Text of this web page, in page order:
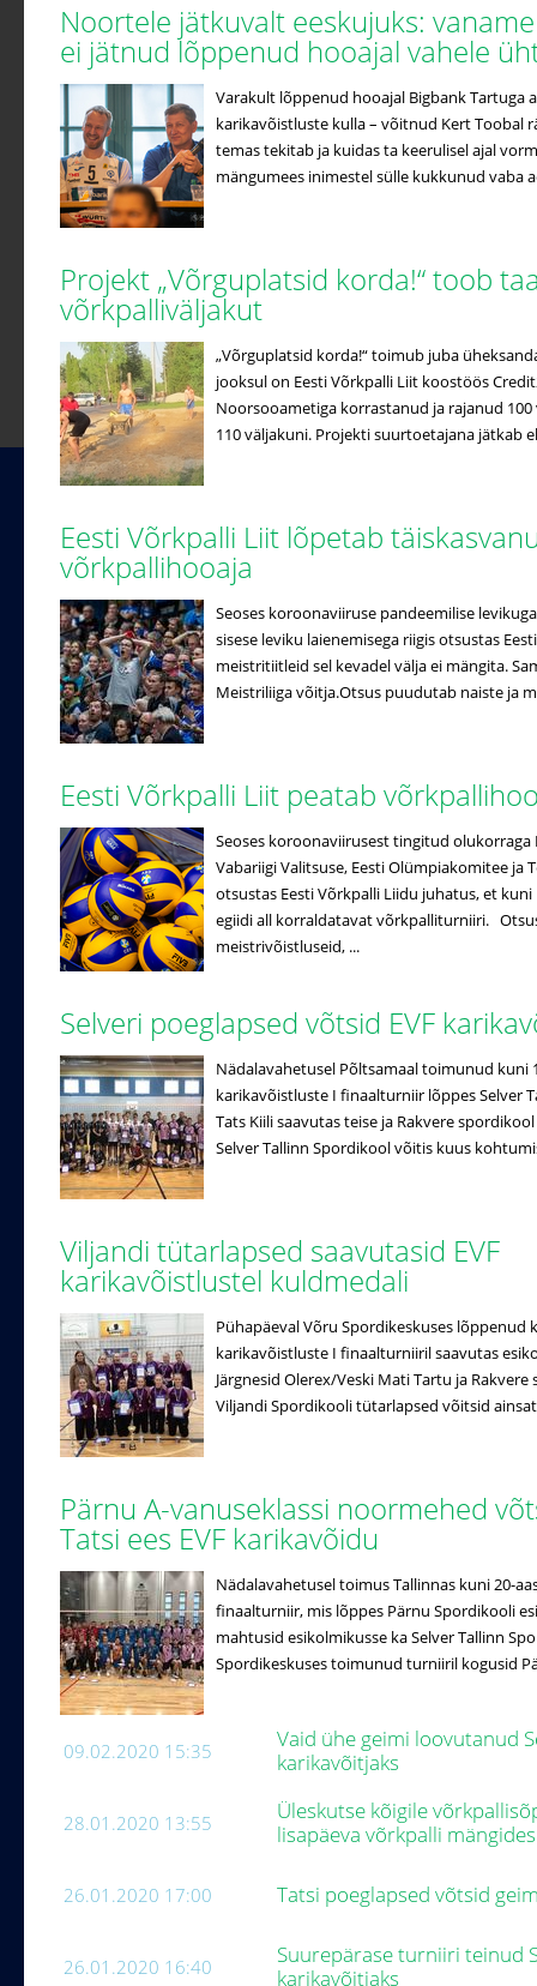
Noortele jätkuvalt eeskujuks:
ei jätnud lõppenud hooajal vahele
Varakult lõppenud hooajal Bigbank Tartuga
karikavõistluste kulla – võitnud Kert Toobal
temas tekitab ja kuidas ta keerulisel ajal
mängumees inimestel sülle kukkunud vaba
Projekt „Võrguplatsid korda!“ toob
võrkpalliväljakut
„Võrguplatsid korda!“ toimub juba
jooksul on Eesti Võrkpalli Liit koostöös
Noorsooametiga korrastanud ja rajanud
110 väljakuni. Projekti suurtoetajana jätkab
Eesti Võrkpalli Liit lõpetab
võrkpallihooaja
Seoses koroonaviiruse pandeemilise
sisese leviku laienemisega riigis otsustas
meistritiitleid sel kevadel välja ei mängita.
Meistriliiga võitja.Otsus puudutab naiste ja
Eesti Võrkpalli Liit peatab
Seoses koroonaviirusest tingitud olukorraga
Vabariigi Valitsuse, Eesti Olümpiakomitee ja
otsustas Eesti Võrkpalli Liidu juhatus, et
egiidi all korraldatavat võrkpalliturniiri.
meistrivõistluseid, ...
Selveri poeglapsed võtsid EVF
Nädalavahetusel Põltsamaal toimunud kuni
karikavõistluste I finaalturniir lõppes Selver
Tats Kiili saavutas teise ja Rakvere
Selver Tallinn Spordikool võitis kuus
Viljandi tütarlapsed saavutasid EVF
karikavõistlustel kuldmedali
Pühapäeval Võru Spordikeskuses lõppenud
karikavõistluste I finaalturniiril saavutas
Järgnesid Olerex/Veski Mati Tartu ja
Viljandi Spordikooli tütarlapsed võitsid
Pärnu A-vanuseklassi noormehed
Tatsi ees EVF karikavõidu
Nädalavahetusel toimus Tallinnas kuni 20-
finaalturniir, mis lõppes Pärnu Spordikooli
mahtusid esikolmikusse ka Selver Tallinn
Spordikeskuses toimunud turniiril kogusid
09.02.2020 15:35
Vaid ühe geimi loovutanud
karikavõitjaks
28.01.2020 13:55
Üleskutse kõigile
lisapäeva võrkpalli
26.01.2020 17:00 Tatsi poeglapsed võtsid
26.01.2020 16:40
Suurepärase turniiri teinud
karikavõitjaks